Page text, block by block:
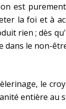
est
la foi et à
rien ; dès
dans le non-
le
entière au